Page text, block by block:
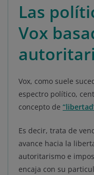
Las
Vox
Vox, como suele
espectro político,
concepto de
Es decir, trata de
avance hacia la
autoritarismo e
encaja con su